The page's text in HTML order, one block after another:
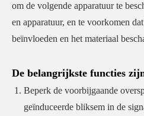
om de volgende apparatuur te
en apparatuur, en te voorkomen
beïnvloeden en het materiaal
De belangrijkste functies
Beperk de voorbijgaande
geïnduceerde bliksem in de